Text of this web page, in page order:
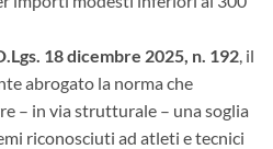
18 dicembre 2025, n. 192 , il
abrogato la norma che
– in via strutturale – una soglia
riconosciuti ad atleti e tecnici